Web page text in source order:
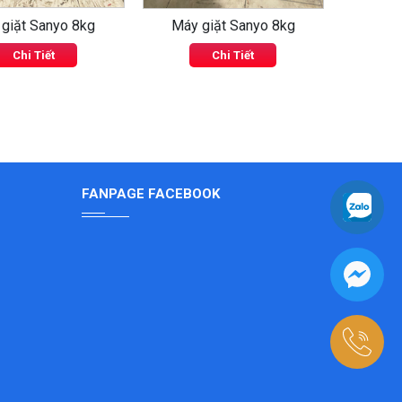
Sanyo 8kg
Chi Tiết
Máy giặt Sanyo 8kg
Chi Tiết
FANPAGE FACEBOOK